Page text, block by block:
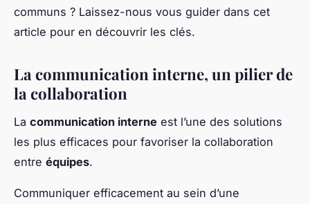
communs ? Laissez-nous vous guider dans cet
article pour en découvrir les clés.
La communication interne, un pilier de
la collaboration
La communication interne est l’une des solutions
les plus efficaces pour favoriser la collaboration
entre équipes.
Communiquer efficacement au sein d’une